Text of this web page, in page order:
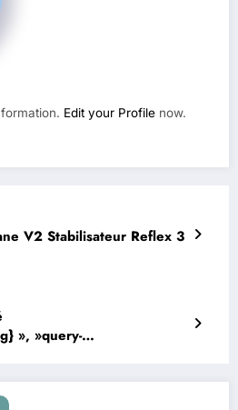
Edit your Profile now.
V2 Stabilisateur Reflex 3
», »query-